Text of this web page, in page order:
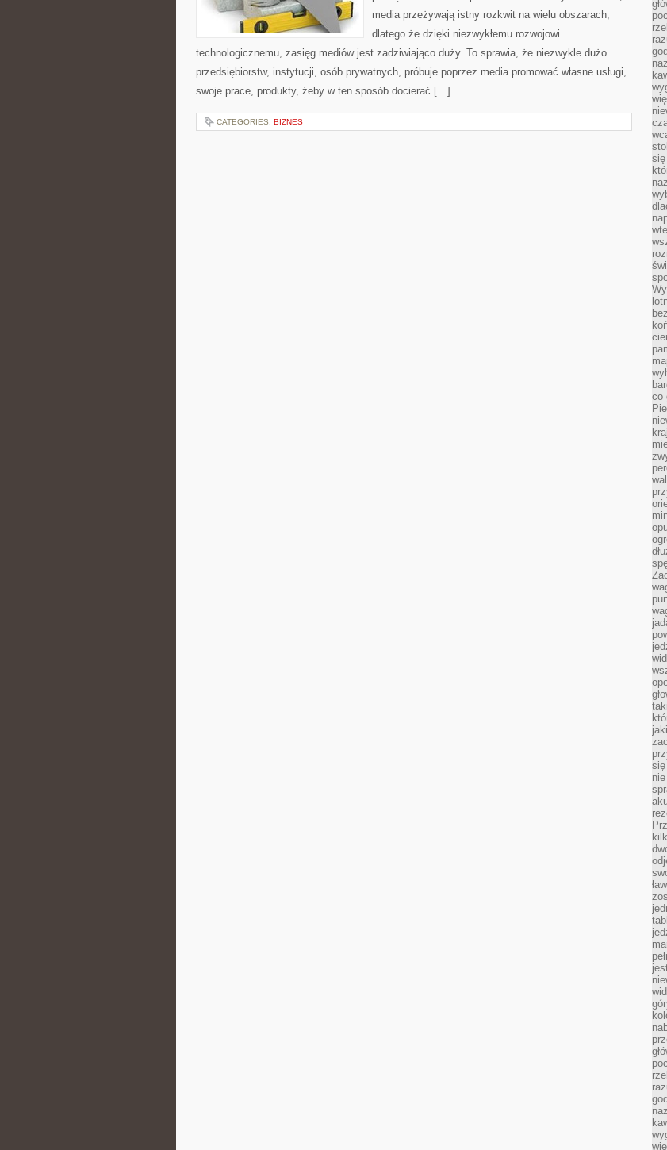
media przeżywają istny rozkwit na wielu obszarach,
dlatego że dzięki niezwykłemu rozwojowi
technologicznemu, zasięg mediów jest zadziwiająco duży. To sprawia, że niezwykle dużo
przedsiębiorstw, instytucji, osób prywatnych, próbuje poprzez media promować własne usługi,
swoje prace, produkty, żeby w ten sposób docierać […]
CATEGORIES: BIZNES
się
co